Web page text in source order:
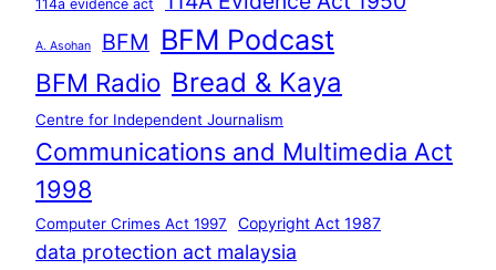
114a evidence act
A. Asohan BFM BFM Podcast
BFM Radio Bread & Kaya
Centre for Independent Journalism
Communications and Multimedia Act
1998
Computer Crimes Act 1997 Copyright Act 1987
data protection act malaysia